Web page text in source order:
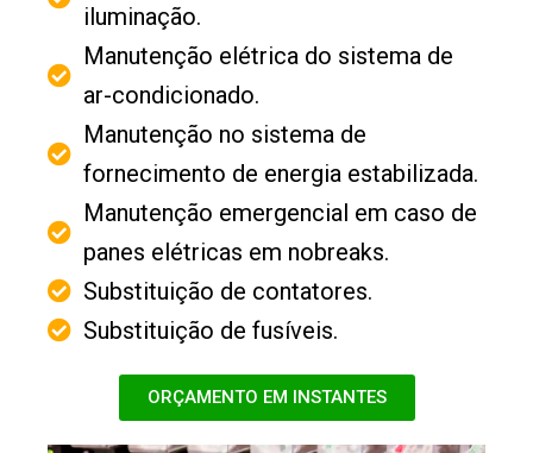
iluminação.
Manutenção elétrica do sistema de
ar-condicionado.
Manutenção no sistema de
fornecimento de energia estabilizada.
Manutenção emergencial em caso de
panes elétricas em nobreaks.
Substituição de contatores.
Substituição de fusíveis.
ORÇAMENTO EM INSTANTES